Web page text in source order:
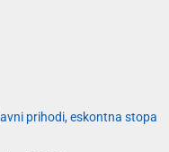
prihodi, eskontna stopa